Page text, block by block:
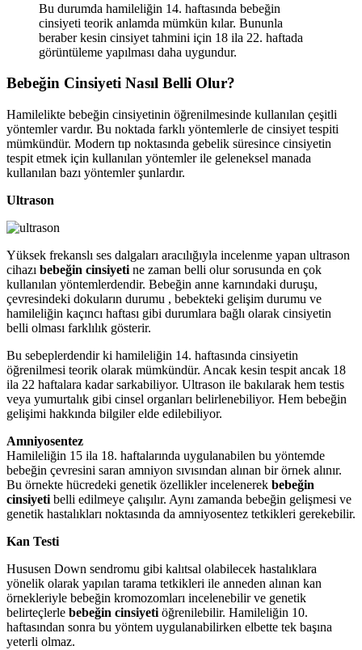
Bu durumda hamileliğin 14. haftasında bebeğin
cinsiyeti teorik anlamda mümkün kılar. Bununla
beraber kesin cinsiyet tahmini için 18 ila 22. haftada
görüntüleme yapılması daha uygundur.
Bebeğin Cinsiyeti Nasıl Belli Olur?
Hamilelikte bebeğin cinsiyetinin öğrenilmesinde kullanılan çeşitli
yöntemler vardır. Bu noktada farklı yöntemlerle de cinsiyet tespiti
mümkündür. Modern tıp noktasında gebelik süresince cinsiyetin
tespit etmek için kullanılan yöntemler ile geleneksel manada
kullanılan bazı yöntemler şunlardır.
Ultrason
Yüksek frekanslı ses dalgaları aracılığıyla incelenme yapan ultrason
cihazı bebeğin cinsiyeti ne zaman belli olur sorusunda en çok
kullanılan yöntemlerdendir. Bebeğin anne karnındaki duruşu,
çevresindeki dokuların durumu , bebekteki gelişim durumu ve
hamileliğin kaçıncı haftası gibi durumlara bağlı olarak cinsiyetin
belli olması farklılık gösterir.
Bu sebeplerdendir ki hamileliğin 14. haftasında cinsiyetin
öğrenilmesi teorik olarak mümkündür. Ancak kesin tespit ancak 18
ila 22 haftalara kadar sarkabiliyor. Ultrason ile bakılarak hem testis
veya yumurtalık gibi cinsel organları belirlenebiliyor. Hem bebeğin
gelişimi hakkında bilgiler elde edilebiliyor.
Amniyosentez
Hamileliğin 15 ila 18. haftalarında uygulanabilen bu yöntemde
bebeğin çevresini saran amniyon sıvısından alınan bir örnek alınır.
Bu örnekte hücredeki genetik özellikler incelenerek bebeğin
cinsiyeti belli edilmeye çalışılır. Aynı zamanda bebeğin gelişmesi ve
genetik hastalıkları noktasında da amniyosentez tetkikleri gerekebilir.
Kan Testi
Hususen Down sendromu gibi kalıtsal olabilecek hastalıklara
yönelik olarak yapılan tarama tetkikleri ile anneden alınan kan
örnekleriyle bebeğin kromozomları incelenebilir ve genetik
belirteçlerle bebeğin cinsiyeti öğrenilebilir. Hamileliğin 10.
haftasından sonra bu yöntem uygulanabilirken elbette tek başına
yeterli olmaz.